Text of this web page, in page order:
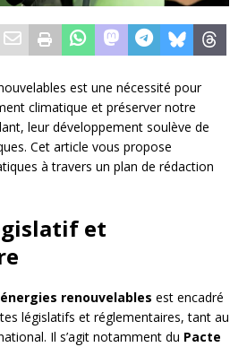
est une nécessité pour
climatique et préserver notre
leur développement soulève de
Cet article vous propose
à travers un plan de rédaction
et
énergies renouvelables est encadré
législatifs et réglementaires, tant au
Il s’agit notamment du Pacte